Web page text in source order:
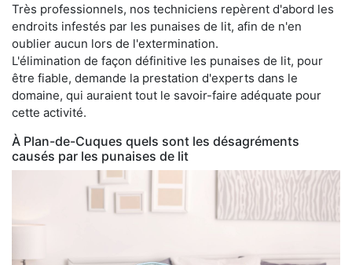
Très professionnels, nos techniciens repèrent d'abord les
endroits infestés par les punaises de lit, afin de n'en
oublier aucun lors de l'extermination.
L'élimination de façon définitive les punaises de lit, pour
être fiable, demande la prestation d'experts dans le
domaine, qui auraient tout le savoir-faire adéquate pour
cette activité.
À Plan-de-Cuques quels sont les désagréments
causés par les punaises de lit